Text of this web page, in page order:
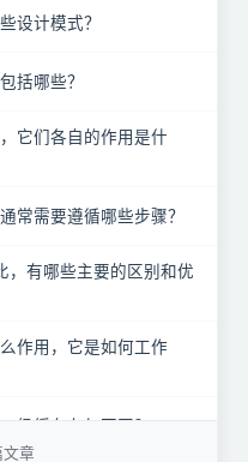
设计模式？
括哪些？
它们各自的作用是什
常需要遵循哪些步骤？
，有哪些主要的区别和优
作用，它是如何工作
级缓存有何不同？
章